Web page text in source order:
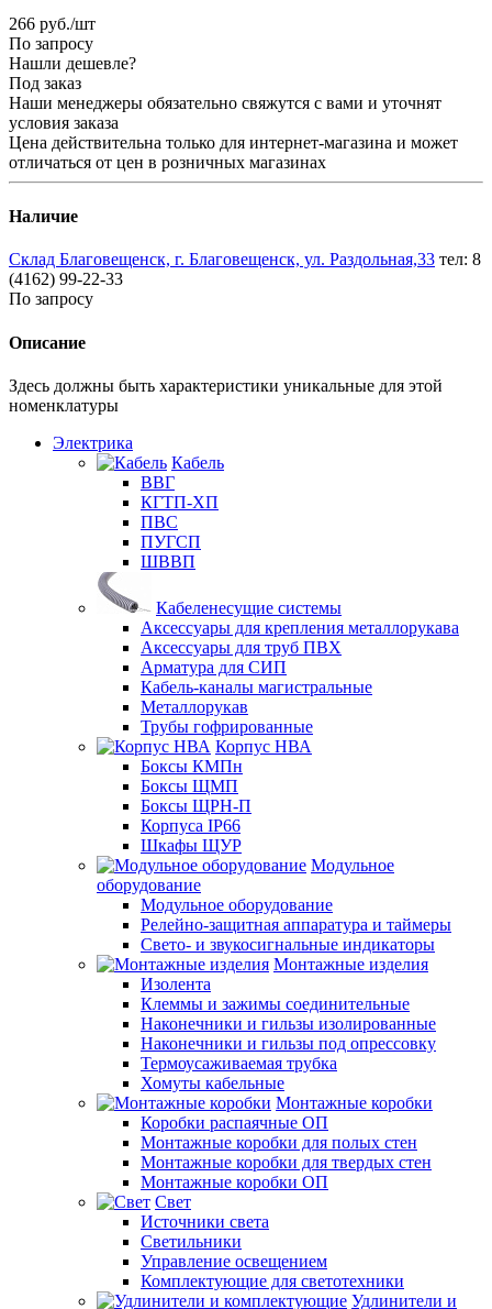
266 руб./шт
По запросу
Нашли дешевле?
Под заказ
Наши менеджеры обязательно свяжутся с вами и уточнят
условия заказа
Цена действительна только для интернет-магазина и может
отличаться от цен в розничных магазинах
Наличие
Склад Благовещенск, г. Благовещенск, ул. Раздольная,33 тел: 8
(4162) 99-22-33
По запросу
Описание
Здесь должны быть характеристики уникальные для этой
номенклатуры
Электрика
Кабель
ВВГ
КГТП-ХП
ПВС
ПУГСП
ШВВП
Кабеленесущие системы
Аксессуары для крепления металлорукава
Аксессуары для труб ПВХ
Арматура для СИП
Кабель-каналы магистральные
Металлорукав
Трубы гофрированные
Корпус НВА
Боксы КМПн
Боксы ЩМП
Боксы ЩРН-П
Корпуса IP66
Шкафы ЩУР
Модульное
оборудование
Модульное оборудование
Релейно-защитная аппаратура и таймеры
Свето- и звукосигнальные индикаторы
Монтажные изделия
Изолента
Клеммы и зажимы соединительные
Наконечники и гильзы изолированные
Наконечники и гильзы под опрессовку
Термоусаживаемая трубка
Хомуты кабельные
Монтажные коробки
Коробки распаячные ОП
Монтажные коробки для полых стен
Монтажные коробки для твердых стен
Монтажные коробки ОП
Свет
Источники света
Светильники
Управление освещением
Комплектующие для светотехники
Удлинители и